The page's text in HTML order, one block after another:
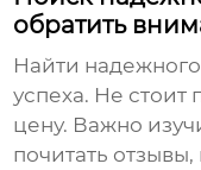
обратить
Найти
успеха. Не стоит
цену. Важно
почитать